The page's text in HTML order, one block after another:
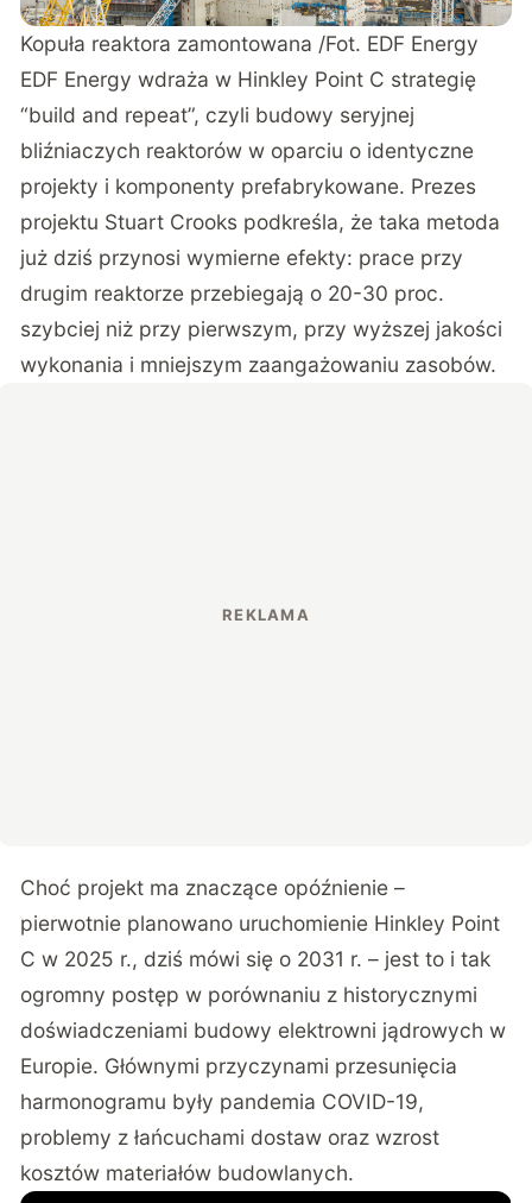
Kopuła reaktora zamontowana /Fot. EDF Energy
EDF Energy wdraża w Hinkley Point C strategię
“build and repeat”, czyli budowy seryjnej
bliźniaczych reaktorów w oparciu o identyczne
projekty i komponenty prefabrykowane. Prezes
projektu Stuart Crooks podkreśla, że taka metoda
już dziś przynosi wymierne efekty: prace przy
drugim reaktorze przebiegają o 20-30 proc.
szybciej niż przy pierwszym, przy wyższej jakości
wykonania i mniejszym zaangażowaniu zasobów.
Choć projekt ma znaczące opóźnienie –
pierwotnie planowano uruchomienie Hinkley Point
C w 2025 r., dziś mówi się o 2031 r. – jest to i tak
ogromny postęp w porównaniu z historycznymi
doświadczeniami budowy elektrowni jądrowych w
Europie. Głównymi przyczynami przesunięcia
harmonogramu były pandemia COVID-19,
problemy z łańcuchami dostaw oraz wzrost
kosztów materiałów budowlanych.